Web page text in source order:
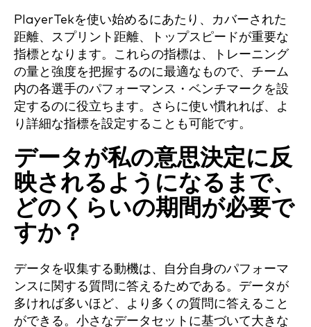
PlayerTekを使い始めるにあたり、カバーされた
距離、スプリント距離、トップスピードが重要な
指標となります。これらの指標は、トレーニング
の量と強度を把握するのに最適なもので、チーム
内の各選手のパフォーマンス・ベンチマークを設
定するのに役立ちます。さらに使い慣れれば、よ
り詳細な指標を設定することも可能です。
データが私の意思決定に反
映されるようになるまで、
どのくらいの期間が必要で
すか？
データを収集する動機は、自分自身のパフォーマ
ンスに関する質問に答えるためである。データが
多ければ多いほど、より多くの質問に答えること
ができる。小さなデータセットに基づいて大きな